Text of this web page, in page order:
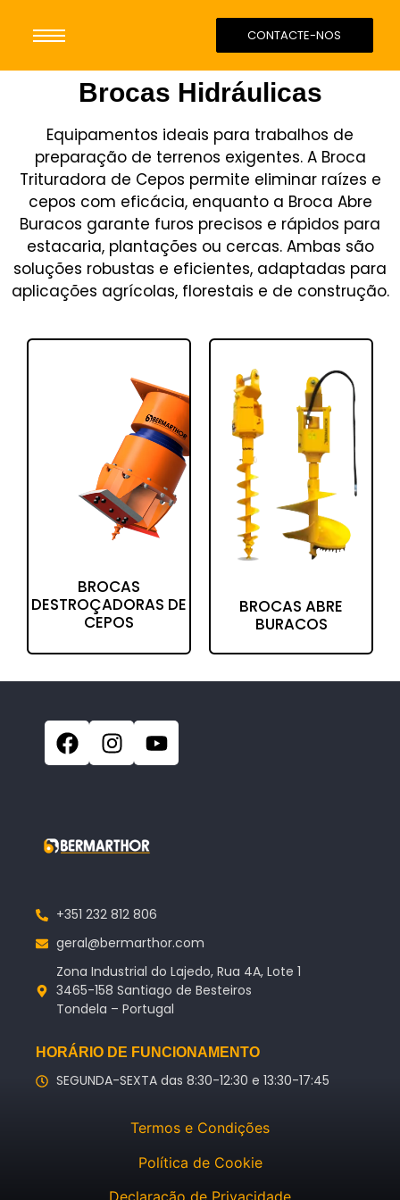
CONTACTE-NOS
Brocas Hidráulicas
Equipamentos ideais para trabalhos de
preparação de terrenos exigentes. A Broca
Trituradora de Cepos permite eliminar raízes e
cepos com eficácia, enquanto a Broca Abre
Buracos garante furos precisos e rápidos para
estacaria, plantações ou cercas. Ambas são
soluções robustas e eficientes, adaptadas para
aplicações agrícolas, florestais e de construção.
BROCAS
DESTROÇADORAS DE
CEPOS
BROCAS ABRE
BURACOS
+351 232 812 806
geral@bermarthor.com
Zona Industrial do Lajedo, Rua 4A, Lote 1
3465-158 Santiago de Besteiros
Tondela – Portugal
HORÁRIO DE FUNCIONAMENTO
SEGUNDA-SEXTA das 8:30-12:30 e 13:30-17:45
Termos e Condições
Política de Cookie